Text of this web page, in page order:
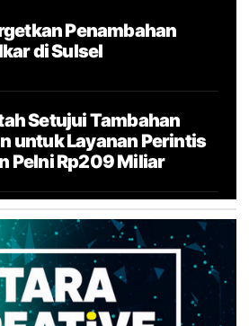
Penambahan
di Sulsel
Setujui Tambahan
untuk Layanan Perintis
Pelni Rp209 Miliar